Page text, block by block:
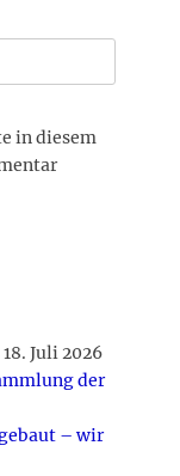
in diesem
18. Juli 2026
der
– wir